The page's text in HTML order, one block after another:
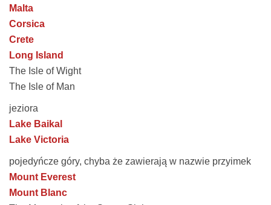
Malta
Corsica
Crete
Long Island
The Isle of Wight
The Isle of Man
jeziora
Lake Baikal
Lake Victoria
pojedyńcze góry, chyba że zawierają w nazwie przyimek
Mount Everest
Mount Blanc